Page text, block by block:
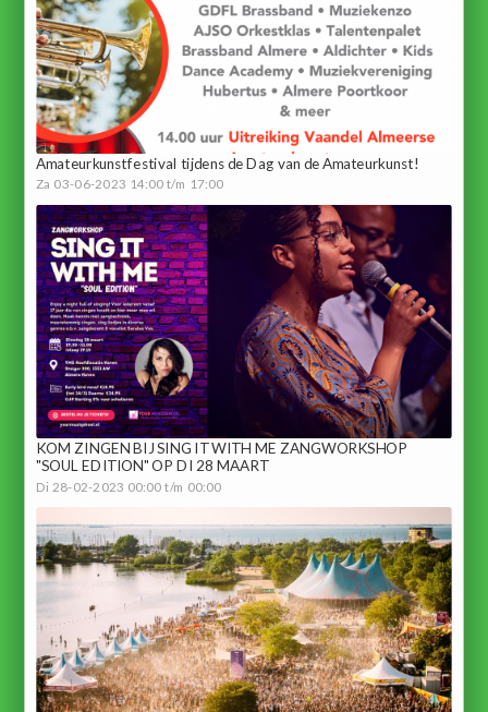
Amateurkunstfestival tijdens de Dag van de Amateurkunst!
Za 03-06-2023 14:00 t/m 17:00
KOM ZINGEN BIJ SING IT WITH ME ZANGWORKSHOP
"SOUL EDITION" OP DI 28 MAART
Di 28-02-2023 00:00 t/m 00:00